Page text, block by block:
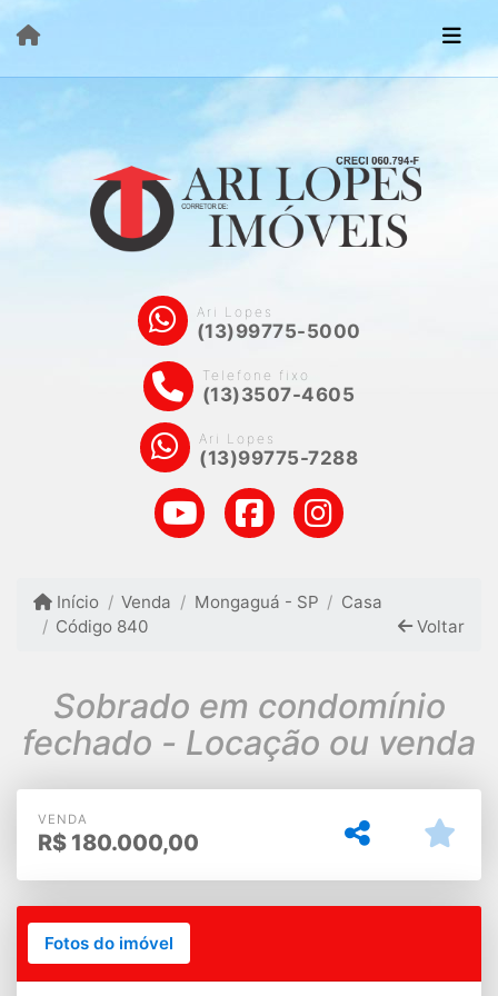
Ari Lopes
(13)99775-5000
Telefone fixo
(13)3507-4605
Ari Lopes
(13)99775-7288
Início Venda Mongaguá - SP
Casa
Código 840
Voltar
Sobrado em condomínio
fechado - Locação ou venda
VENDA
R$ 180.000,00
Fotos do imóvel